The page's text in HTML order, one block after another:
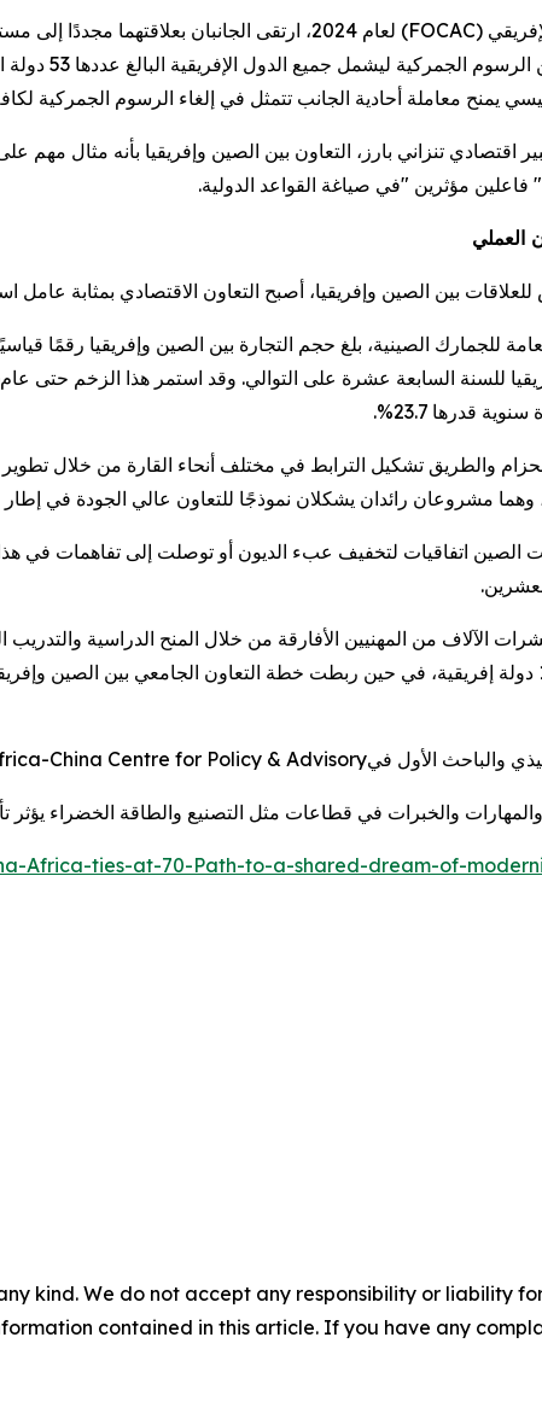
(FOCAC)
لعام 2024، ارتقى الجانبان بعلاقتهما
يمنح معاملة أحادية الجانب تتمثل في إلغاء الرسوم الجمركية
اقتصادي تنزاني بارز، التعاون بين الصين وإفريقيا بأنه مثال مهم
" فاعلين مؤثرين "في صياغة القواعد الدولية.
العملي
بين الصين وإفريقيا، أصبح التعاون الاقتصادي بمثابة
للسنة السابعة عشرة على التوالي. وقد استمر هذا الزخم حتى عام
.%
والطريق تشكيل الترابط في مختلف أنحاء القارة من خلال
وهما مشروعان رائدان يشكلان نموذجًا للتعاون عالي الجودة في إطار
والباحث الأول فيChina Centre for Policy & Advisory
والخبرات في قطاعات مثل التصنيع والطاقة الخضراء يؤثر
Africa-ties-at-70-Path-to-a-shared-dream-of-
kind. We do not accept any responsibility or liability
contained in this article. If you have any